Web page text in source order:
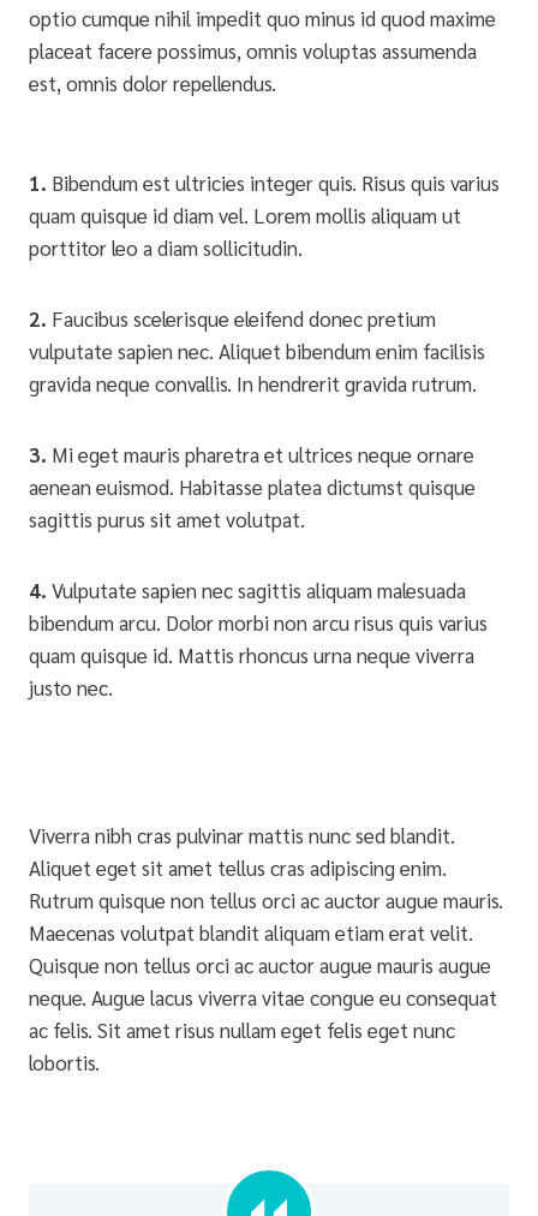
optio cumque nihil impedit quo minus id quod maxime
placeat facere possimus, omnis voluptas assumenda
est, omnis dolor repellendus.
1. Bibendum est ultricies integer quis. Risus quis varius
quam quisque id diam vel. Lorem mollis aliquam ut
porttitor leo a diam sollicitudin.
2. Faucibus scelerisque eleifend donec pretium
vulputate sapien nec. Aliquet bibendum enim facilisis
gravida neque convallis. In hendrerit gravida rutrum.
3. Mi eget mauris pharetra et ultrices neque ornare
aenean euismod. Habitasse platea dictumst quisque
sagittis purus sit amet volutpat.
4. Vulputate sapien nec sagittis aliquam malesuada
bibendum arcu. Dolor morbi non arcu risus quis varius
quam quisque id. Mattis rhoncus urna neque viverra
justo nec.
Viverra nibh cras pulvinar mattis nunc sed blandit.
Aliquet eget sit amet tellus cras adipiscing enim.
Rutrum quisque non tellus orci ac auctor augue mauris.
Maecenas volutpat blandit aliquam etiam erat velit.
Quisque non tellus orci ac auctor augue mauris augue
neque. Augue lacus viverra vitae congue eu consequat
ac felis. Sit amet risus nullam eget felis eget nunc
lobortis.